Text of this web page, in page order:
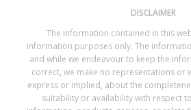
DISCLAIMER
The information contained in this
information purposes only. The
and while we endeavour to keep the
correct, we make no representations or
express or implied, about the
suitability or availability with respect